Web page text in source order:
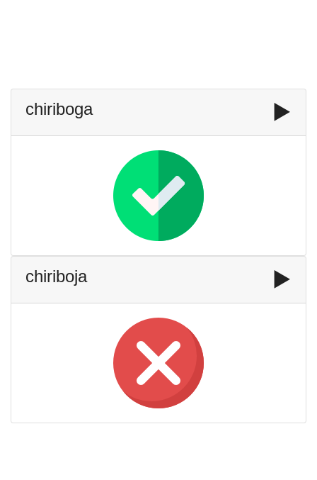
chiriboga ▶️
chiriboja ▶️